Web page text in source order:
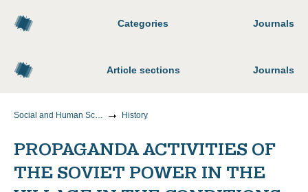
Categories Journals
Article sections Journals
Social and Human Sciences History
PROPAGANDA ACTIVITIES OF
THE SOVIET POWER IN THE